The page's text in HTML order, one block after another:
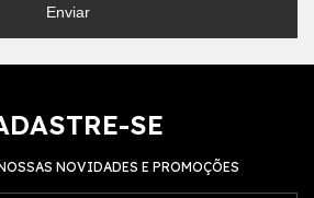
Enviar
SE
NOVIDADES E PROMOÇÕES